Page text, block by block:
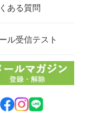
ある質問
ル受信テスト